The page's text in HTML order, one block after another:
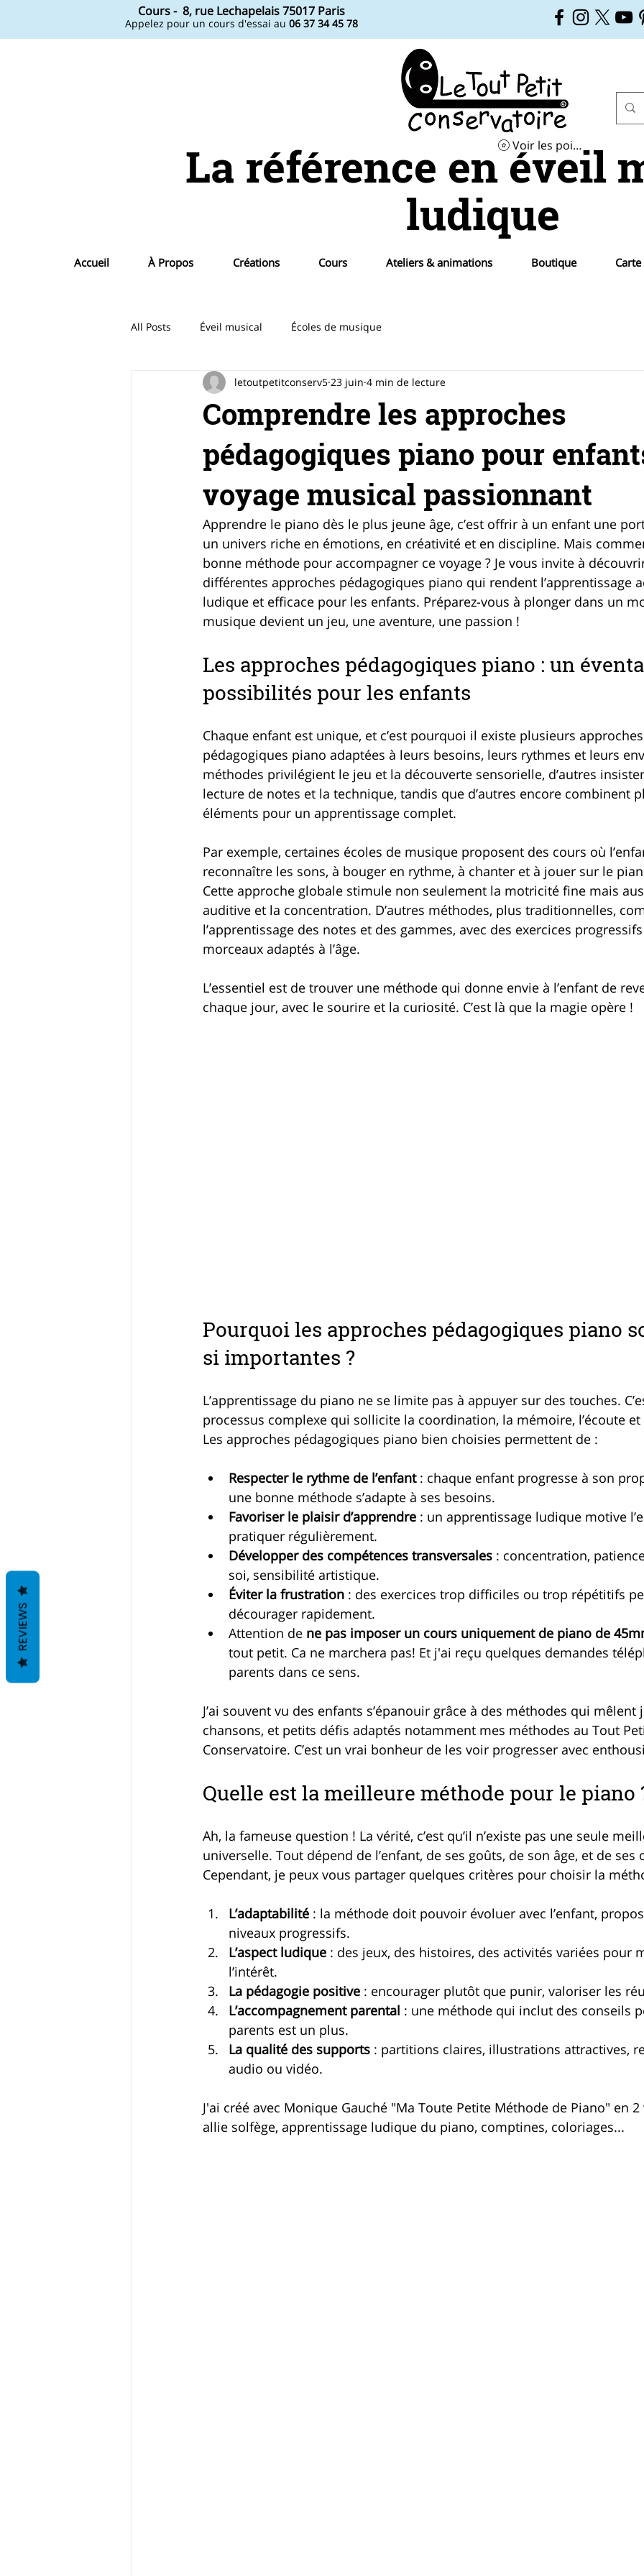
Cours - 8, rue Lechapelais ​75017 Paris
Appelez pour un cours d'essai au 06 37 34 45 78
La référence en éveil
ludique
Accueil À Propos Créations Cours Ateliers & animations Boutique
Voir les points
All Posts Éveil musical Écoles de musique
Comprendre les approches
pédagogiques piano pour
voyage musical passionnant
letoutpetitconserv5 23 juin 4 min de lecture
Apprendre le piano dès le plus jeune âge, c’est offrir à un enfant une
un univers riche en émotions, en créativité et en discipline. Mais
bonne méthode pour accompagner ce voyage ? Je vous invite à
différentes approches pédagogiques piano qui rendent l’apprentissage
ludique et efficace pour les enfants. Préparez-vous à plonger dans un
musique devient un jeu, une aventure, une passion !
Les approches pédagogiques piano : un
possibilités pour les enfants
Chaque enfant est unique, et c’est pourquoi il existe plusieurs approches
pédagogiques piano adaptées à leurs besoins, leurs rythmes et leurs
méthodes privilégient le jeu et la découverte sensorielle, d’autres
lecture de notes et la technique, tandis que d’autres encore combinent
éléments pour un apprentissage complet.
Par exemple, certaines écoles de musique proposent des cours où
reconnaître les sons, à bouger en rythme, à chanter et à jouer sur le
Cette approche globale stimule non seulement la motricité fine mais
auditive et la concentration. D’autres méthodes, plus traditionnelles,
l’apprentissage des notes et des gammes, avec des exercices
morceaux adaptés à l’âge.
L’essentiel est de trouver une méthode qui donne envie à l’enfant de
chaque jour, avec le sourire et la curiosité. C’est là que la magie opère !
Pourquoi les approches pédagogiques piano
si importantes ?
L’apprentissage du piano ne se limite pas à appuyer sur des touches.
processus complexe qui sollicite la coordination, la mémoire, l’écoute
Les approches pédagogiques piano bien choisies permettent de :
Respecter le rythme de l’enfant : chaque enfant progresse à son
une bonne méthode s’adapte à ses besoins.
Favoriser le plaisir d’apprendre : un apprentissage ludique motive
pratiquer régulièrement.
Développer des compétences transversales : concentration,
soi, sensibilité artistique.
Éviter la frustration : des exercices trop difficiles ou trop répétitifs
décourager rapidement.
Attention de ne pas imposer un cours uniquement de piano de
tout petit. Ca ne marchera pas! Et j'ai reçu quelques demandes
parents dans ce sens.
J’ai souvent vu des enfants s’épanouir grâce à des méthodes qui mêlent
chansons, et petits défis adaptés notamment mes méthodes au Tout
Conservatoire. C’est un vrai bonheur de les voir progresser avec
Quelle est la meilleure méthode pour le piano
Ah, la fameuse question ! La vérité, c’est qu’il n’existe pas une seule
universelle. Tout dépend de l’enfant, de ses goûts, de son âge, et de ses
Cependant, je peux vous partager quelques critères pour choisir la
L’adaptabilité : la méthode doit pouvoir évoluer avec l’enfant,
niveaux progressifs.
L’aspect ludique : des jeux, des histoires, des activités variées pour
l’intérêt.
La pédagogie positive : encourager plutôt que punir, valoriser les
L’accompagnement parental : une méthode qui inclut des conseils
parents est un plus.
La qualité des supports : partitions claires, illustrations attractives,
audio ou vidéo.
J'ai créé avec Monique Gauché "Ma Toute Petite Méthode de Piano" en
allie solfège, apprentissage ludique du piano, comptines, coloriages...
REVIEWS